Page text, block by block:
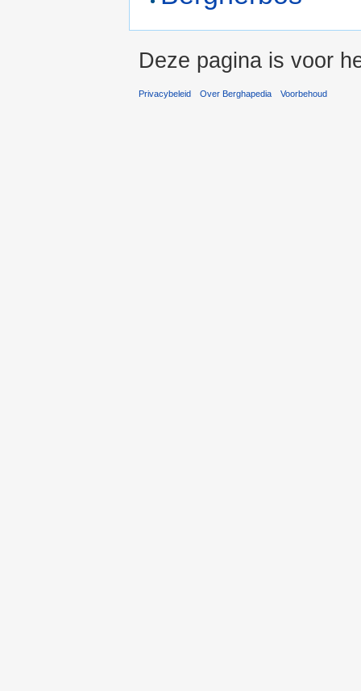
Deze pagina is voor
Privacybeleid Over Berghapedia Voorbehoud